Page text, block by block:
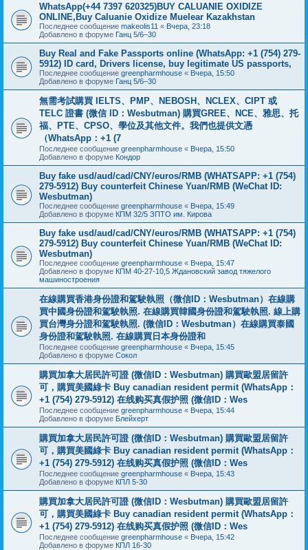
WhatsApp(+44 7397 620325)BUY CALUANIE OXIDIZE
ONLINE,Buy Caluanie Oxidize Muelear Kazakhstan
Последнее сообщение makeolis11 « Вчера, 23:18
Добавлено в форуме Ганц 5/6–30
Buy Real and Fake Passports online (WhatsApp: +1 (754) 279-
5912) ID card, Drivers license, buy legitimate US passports,
Последнее сообщение greenpharmhouse « Вчера, 15:50
Добавлено в форуме Ганц 5/6–30
無需考試購買 IELTS、PMP、NEBOSH、NCLEX、CIPT 或
TELC 證書 (微信 ID：Wesbutman) 購買GREE、NCE、雅思、托
福、PTE、CPSO、學位及其他文件。我們也提供文憑
（WhatsApp：+1 (7
Последнее сообщение greenpharmhouse « Вчера, 15:50
Добавлено в форуме Кондор
Buy fake usd/aud/cad/CNY/euros/RMB (WHATSAPP: +1 (754)
279-5912) Buy counterfeit Chinese Yuan/RMB (WeChat ID:
Wesbutman)
Последнее сообщение greenpharmhouse « Вчера, 15:49
Добавлено в форуме КПМ 32/5 ЗПТО им. Кирова
Buy fake usd/aud/cad/CNY/euros/RMB (WHATSAPP: +1 (754)
279-5912) Buy counterfeit Chinese Yuan/RMB (WeChat ID:
Wesbutman)
Последнее сообщение greenpharmhouse « Вчера, 15:47
Добавлено в форуме КПМ 40-27-10,5 Ждановский завод тяжелого
машиностроения
在線購買香港身份證和駕駛執照（微信ID：Wesbutman）在線購
買中國身份證和駕駛執照. 在線購買韓國身份證和駕駛執照. 線上購
買台灣身分證和駕駛執照. (微信ID：Wesbutman）在線購買泰國
身份證和駕駛執照. 在線購買日本身份證和
Последнее сообщение greenpharmhouse « Вчера, 15:45
Добавлено в форуме Сокол
購買加拿大居民許可證 (微信ID：Wesbutman) 購買歐盟居留許
可，購買美國綠卡 Buy canadian resident permit (WhatsApp：
+1 (754) 279-5912) 在线购买真假护照 (微信ID：Wes
Последнее сообщение greenpharmhouse « Вчера, 15:44
Добавлено в форуме Блейхерт
購買加拿大居民許可證 (微信ID：Wesbutman) 購買歐盟居留許
可，購買美國綠卡 Buy canadian resident permit (WhatsApp：
+1 (754) 279-5912) 在线购买真假护照 (微信ID：Wes
Последнее сообщение greenpharmhouse « Вчера, 15:43
Добавлено в форуме КПЛ 5-30
購買加拿大居民許可證 (微信ID：Wesbutman) 購買歐盟居留許
可，購買美國綠卡 Buy canadian resident permit (WhatsApp：
+1 (754) 279-5912) 在线购买真假护照 (微信ID：Wes
Последнее сообщение greenpharmhouse « Вчера, 15:42
Добавлено в форуме КПЛ 16-30